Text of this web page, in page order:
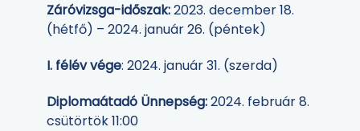
Záróvizsga-időszak:2023. december 18.
(hétfő) – 2024. január 26. (péntek)
I. félév vége: 2024. január 31. (szerda)
Diplomaátadó Ünnepség:2024. február 8.
csütörtök 11:00